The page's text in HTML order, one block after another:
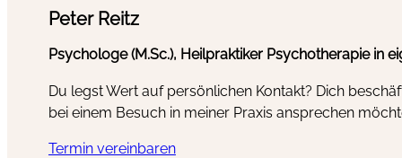
Peter Reitz
Psychologe (M.Sc.), Heilpraktiker Psychotherapie in
Du legst Wert auf persönlichen Kontakt? Dich
bei einem Besuch in meiner Praxis ansprechen
Termin vereinbaren